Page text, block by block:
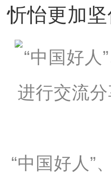
忻怡更加
“中国好人”